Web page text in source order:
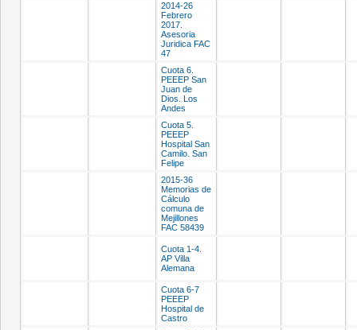
2014-26
Febrero
2017.
Asesoria
Juridica FAC
47
Cuota 6.
PEEEP San
Juan de
Dios. Los
Andes
Cuota 5.
PEEEP
Hospital San
Camilo. San
Felipe
2015-36
Memorias de
Cálculo
comuna de
Mejillones
FAC 58439
Cuota 1-4.
AP Villa
Alemana
Cuota 6-7
PEEEP
Hospital de
Castro